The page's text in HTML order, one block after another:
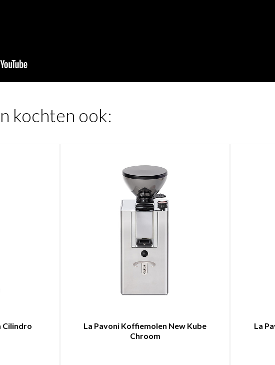
kochten ook:
Cilindro
La Pavoni Koffiemolen New Kube
Chroom
La
Blijf op de hoogte van nieuwe koffies, exclusieve aanbiedingen
en tips voor de perfecte kop koffie. ☕
Inschrijven
Nee, bedankt